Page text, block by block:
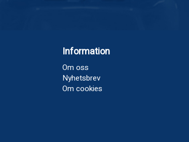
Information
Om oss
Nyhetsbrev
Om cookies